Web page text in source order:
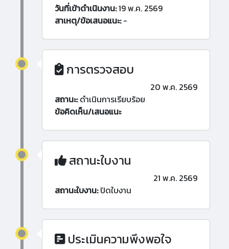
วันที่เข้าดำเนินงาน:19 พ.ค. 2569
สาเหตุ/ข้อเสนอแนะ:-
การตรวจสอบ
20 พ.ค. 2569
สถานะ:ดำเนินการเรียบร้อย
ข้อคิดเห็น/เสนอแนะ
สถานะใบงาน
21 พ.ค. 2569
สถานะใบงาน:ปิดใบงาน
ประเมินความพึงพอใจ